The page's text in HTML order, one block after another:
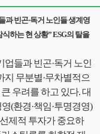
과 빈곤·독거 노인들 생계영
하는 현 상황” ESG의 탈을
들과 빈곤·독거 노인
무분별·무차별적으
우려를 하고 있다. 대
(환경·책임·투명경영)
제적 투자가 중요하